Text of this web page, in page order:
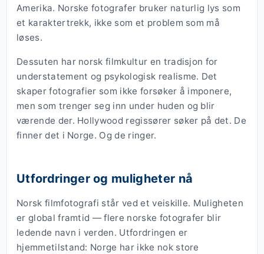
Amerika. Norske fotografer bruker naturlig lys som
et karaktertrekk, ikke som et problem som må
løses.
Dessuten har norsk filmkultur en tradisjon for
understatement og psykologisk realisme. Det
skaper fotografier som ikke forsøker å imponere,
men som trenger seg inn under huden og blir
værende der. Hollywood regissører søker på det. De
finner det i Norge. Og de ringer.
Utfordringer og muligheter nå
Norsk filmfotografi står ved et veiskille. Muligheten
er global framtid — flere norske fotografer blir
ledende navn i verden. Utfordringen er
hjemmetilstand: Norge har ikke nok store